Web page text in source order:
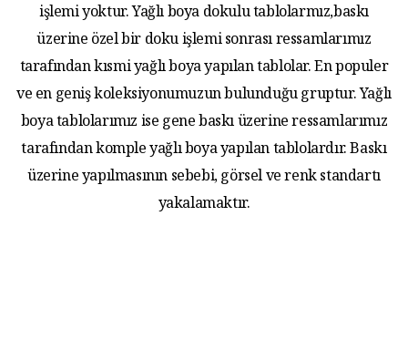
işlemi yoktur. Yağlı boya dokulu tablolarmız,baskı
üzerine özel bir doku işlemi sonrası ressamlarımız
tarafından kısmi yağlı boya yapılan tablolar. En populer
ve en geniş koleksiyonumuzun bulunduğu gruptur. Yağlı
boya tablolarımız ise gene baskı üzerine ressamlarımız
tarafından komple yağlı boya yapılan tablolardır. Baskı
üzerine yapılmasının sebebi, görsel ve renk standartı
yakalamaktır.